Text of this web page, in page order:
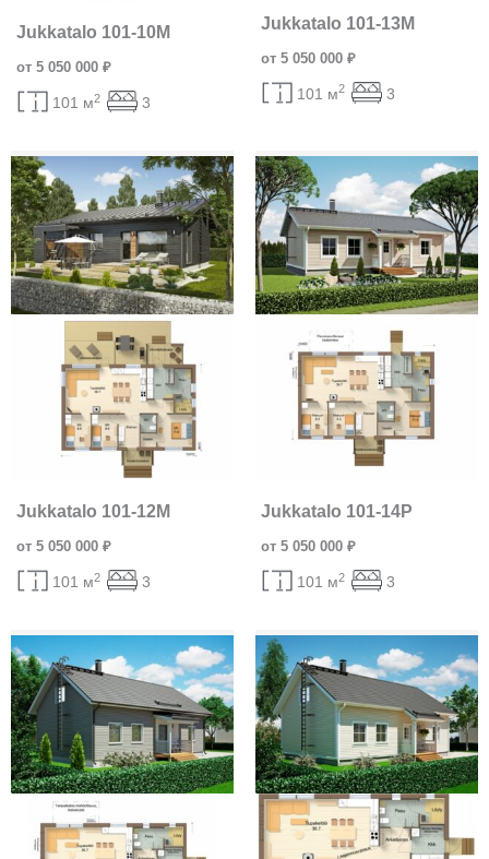
Jukkatalo 101-10M
от 5 050 000 ₽
101 м2 3
Jukkatalo 101-13M
от 5 050 000 ₽
101 м2 3
Jukkatalo 101-12M
от 5 050 000 ₽
101 м2 3
Jukkatalo 101-14P
от 5 050 000 ₽
101 м2 3